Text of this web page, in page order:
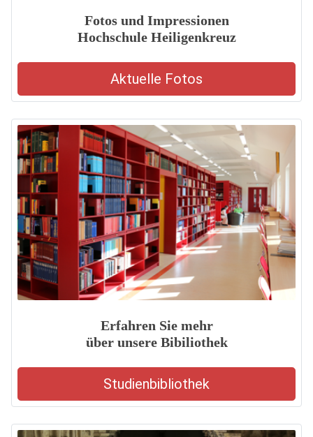
Fotos und Impressionen
Hochschule Heiligenkreuz
Aktuelle Fotos
Erfahren Sie mehr
über unsere Bibiliothek
Studienbibliothek